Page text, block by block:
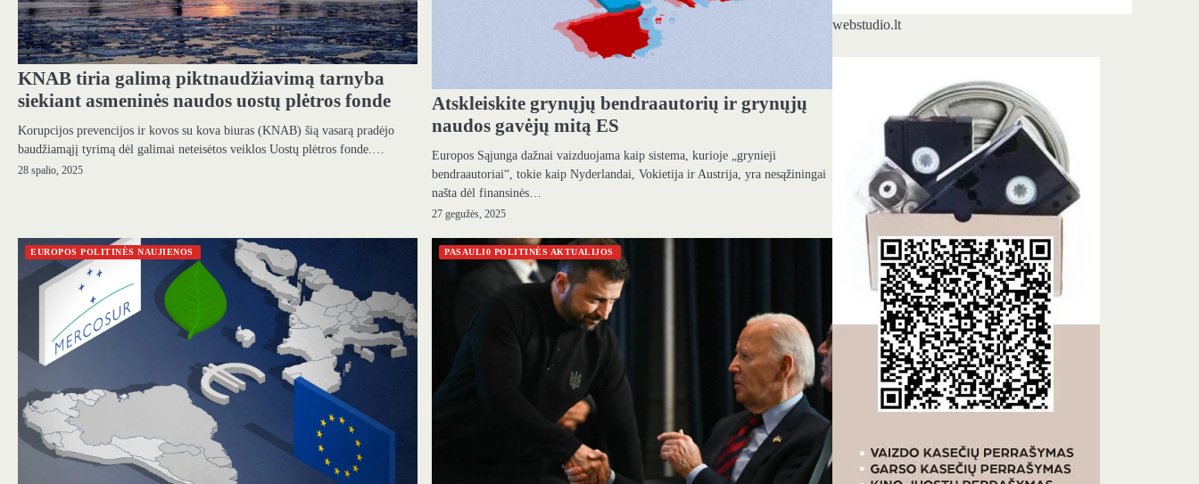
KNAB tiria galimą piktnaudžiavimą tarnyba
siekiant asmeninės naudos uostų plėtros fonde
Korupcijos prevencijos ir kovos su kova biuras (KNAB) šią vasarą pradėjo
baudžiamąjį tyrimą dėl galimai neteisėtos veiklos Uostų plėtros fonde.…
28 spalio, 2025
Atskleiskite grynųjų bendraautorių ir grynųjų
naudos gavėjų mitą ES
Europos Sąjunga dažnai vaizduojama kaip sistema, kurioje „grynieji
bendraautoriai“, tokie kaip Nyderlandai, Vokietija ir Austrija, yra nesąžiningai
našta dėl finansinės…
27 gegužės, 2025
EUROPOS POLITINĖS NAUJIENOS PASAULI0 POLITINĖS AKTUALIJOS
webstudio.lt